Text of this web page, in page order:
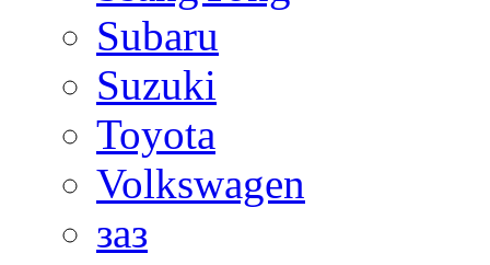
Subaru
Suzuki
Toyota
Volkswagen
заз